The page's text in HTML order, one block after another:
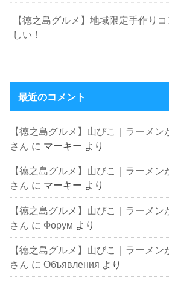
【徳之島グルメ】地域限定手作り
しい！
最近のコメント
【徳之島グルメ】山びこ｜ラーメ
さん に マーキー より
【徳之島グルメ】山びこ｜ラーメ
さん に マーキー より
【徳之島グルメ】山びこ｜ラーメ
さん
に Форум より
【徳之島グルメ】山びこ｜ラーメ
さん にОбъявления より